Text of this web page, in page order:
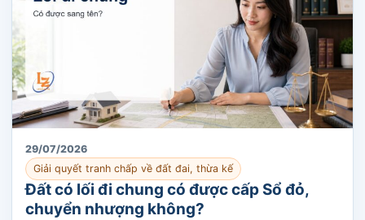
29/07/2026
Giải quyết tranh chấp về đất đai, thừa kế
Đất có lối đi chung có được cấp Sổ đỏ,
chuyển nhượng không?